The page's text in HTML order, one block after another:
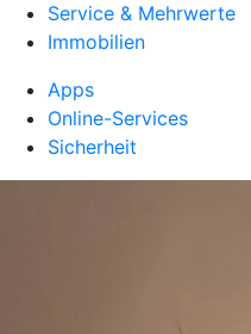
Service & Mehrwerte
Immobilien
Apps
Online-Services
Sicherheit